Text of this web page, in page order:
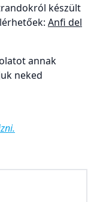
készült
Anfi del
annak
neked